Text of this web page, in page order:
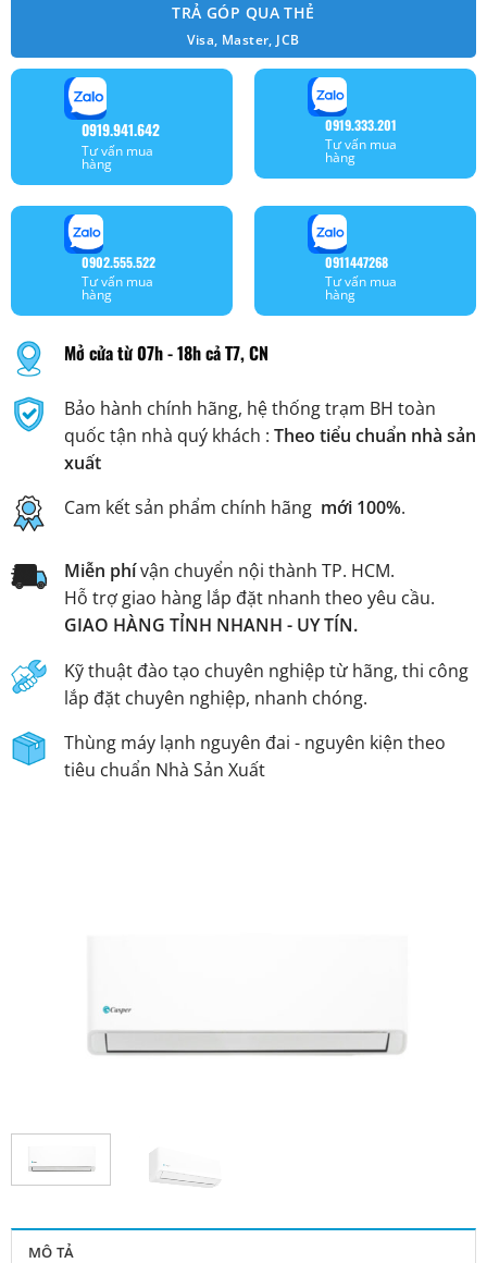
MÔ TẢ
TRẢ GÓP QUA THẺ
Visa, Master, JCB
0919.941.642
Tư vấn mua
hàng
0919.333.201
Tư vấn mua
hàng
0902.555.522
Tư vấn mua
hàng
0911447268
Tư vấn mua
hàng
Mở cửa từ 07h - 18h cả T7, CN
Bảo hành chính hãng, hệ thống trạm BH toàn
quốc tận nhà quý khách : Theo tiểu chuẩn nhà sản
xuất
Cam kết sản phẩm chính hãng mới 100%.
Miễn phívận chuyển nội thành TP. HCM.
Hỗ trợ giao hàng lắp đặt nhanh theo yêu cầu.
GIAO HÀNG TỈNH NHANH - UY TÍN.
Kỹ thuật đào tạo chuyên nghiệp từ hãng, thi công
lắp đặt chuyên nghiệp, nhanh chóng.
Thùng máy lạnh nguyên đai - nguyên kiện theo
tiêu chuẩn Nhà Sản Xuất